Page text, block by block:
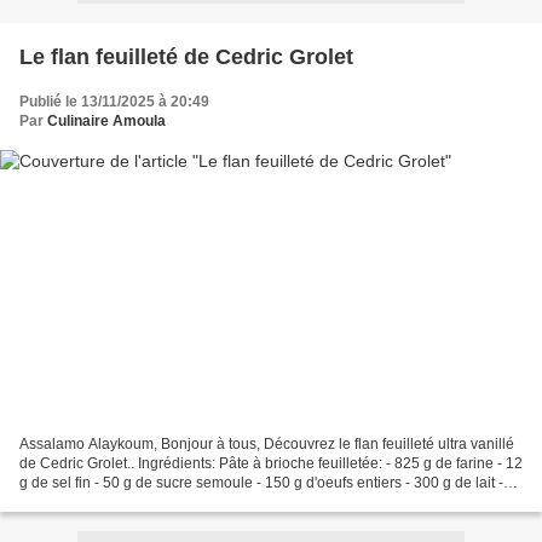
Le flan feuilleté de Cedric Grolet
Publié le 13/11/2025 à 20:49
Par Culinaire Amoula
Assalamo Alaykoum, Bonjour à tous, Découvrez le flan feuilleté ultra vanillé
de Cedric Grolet.. Ingrédients: Pâte à brioche feuilletée: - 825 g de farine - 12
g de sel fin - 50 g de sucre semoule - 150 g d'oeufs entiers - 300 g de lait -